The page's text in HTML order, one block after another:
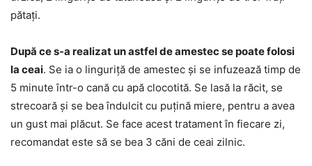
pătați.
După ce s-a realizat un astfel de amestec se poate folosi
la ceai. Se ia o linguriță de amestec și se infuzează timp de
5 minute într-o cană cu apă clocotită. Se lasă la răcit, se
strecoară și se bea îndulcit cu puțină miere, pentru a avea
un gust mai plăcut. Se face acest tratament în fiecare zi,
recomandat este să se bea 3 căni de ceai zilnic.